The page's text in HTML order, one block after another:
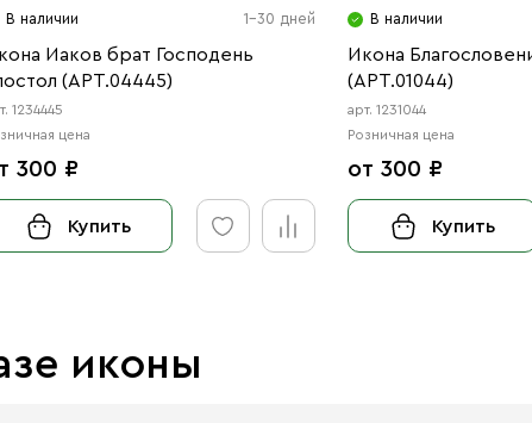
В наличии 1-30 дней
Иаков брат Господень
(АРТ.04445)
1234445
цена
300 ₽
Купить
В наличии
Икона
(АРТ.01044)
арт. 1231044
Розничная цена
от 300 ₽
Купить
иконы